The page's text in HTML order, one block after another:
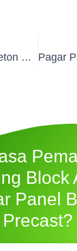
Pagar Panel Beton Precast Warakas Jakarta
Block
Panel
Precast?